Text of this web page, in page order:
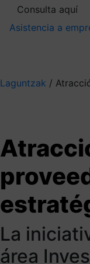
Consulta aquí
Asistencia a
Laguntzak /
La
área